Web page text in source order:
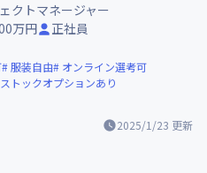
2025/1/23 更新
クトマネージャー
万円 正社員
服装自由
オンライン選考可
ストックオプションあり